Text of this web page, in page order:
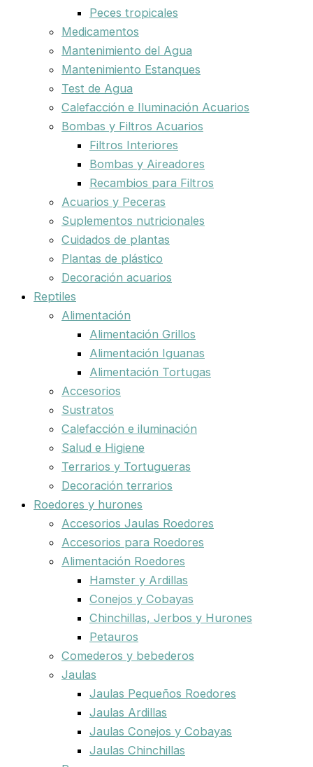
Peces tropicales
Medicamentos
Mantenimiento del Agua
Mantenimiento Estanques
Test de Agua
Calefacción e Iluminación Acuarios
Bombas y Filtros Acuarios
Filtros Interiores
Bombas y Aireadores
Recambios para Filtros
Acuarios y Peceras
Suplementos nutricionales
Cuidados de plantas
Plantas de plástico
Decoración acuarios
Reptiles
Alimentación
Alimentación Grillos
Alimentación Iguanas
Alimentación Tortugas
Accesorios
Sustratos
Calefacción e iluminación
Salud e Higiene
Terrarios y Tortugueras
Decoración terrarios
Roedores y hurones
Accesorios Jaulas Roedores
Accesorios para Roedores
Alimentación Roedores
Hamster y Ardillas
Conejos y Cobayas
Chinchillas, Jerbos y Hurones
Petauros
Comederos y bebederos
Jaulas
Jaulas Pequeños Roedores
Jaulas Ardillas
Jaulas Conejos y Cobayas
Jaulas Chinchillas